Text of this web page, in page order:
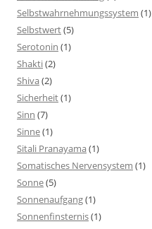
Selbstwahrnehmungssystem (1)
Selbstwert(5)
Serotonin (1)
Shakti(2)
Shiva(2)
Sicherheit(1)
Sinn (7)
Sinne(1)
Sitali Pranayama(1)
Somatisches Nervensystem (1)
Sonne(5)
Sonnenaufgang(1)
Sonnenfinsternis(1)